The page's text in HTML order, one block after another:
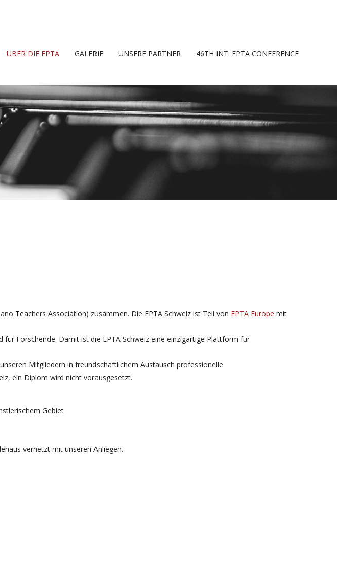
ÜBER DIE EPTA GALERIE UNSERE PARTNER 46TH INT. EPTA CONFERENCE
Teachers Association) zusammen. Die EPTA Schweiz ist Teil von EPTA Europe mit
Forschende. Damit ist die EPTA Schweiz eine einzigartige Plattform für
Mitgliedern in freundschaftlichem Austausch professionelle
ein Diplom wird nicht vorausgesetzt.
Gebiet
vernetzt mit unseren Anliegen.